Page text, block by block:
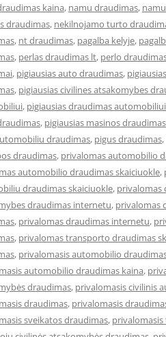
kaina, namu draudimas,
draudimas, nekilnojamo turto
, nt draudimas, pagalba kelyje,
, perlas draudimas lt, perlo
, pigiausias auto draudimas,
, pigiausias civilines atsakomybes
, pigiausias draudimas
, pigiausias masinos draudimas
draudimas, pigus draudimas,
draudimas, privalomas automobilio
automobilio draudimas skaiciuokle,
draudimas skaiciuokle, privalomas
draudimas internetu, privalomas
, privalomas draudimas internetu,
, privalomas transporto draudimas
, privalomasis automobilio
automobilio draudimas kaina,
draudimas, privalomasis civilinis
draudimas, privalomasis
sveikatos draudimas,